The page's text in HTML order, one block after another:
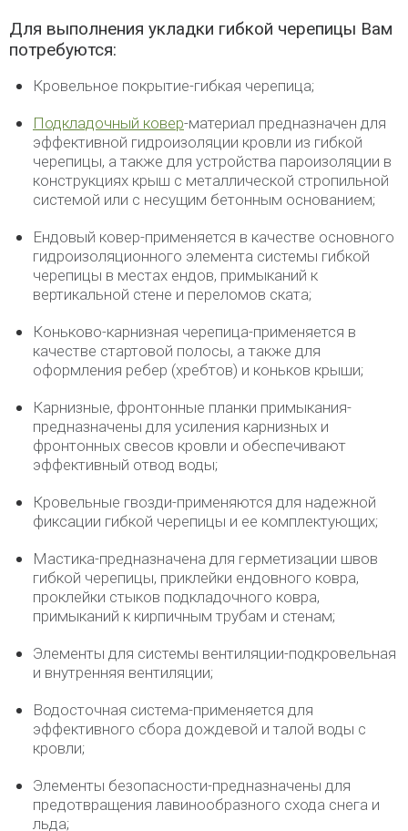
Для выполнения укладки гибкой черепицы Вам
потребуются:
Кровельное покрытие-гибкая черепица;
Подкладочный ковер-материал предназначен для
эффективной гидроизоляции кровли из гибкой
черепицы, а также для устройства пароизоляции в
конструкциях крыш с металлической стропильной
системой или с несущим бетонным основанием;
Ендовый ковер-применяется в качестве основного
гидроизоляционного элемента системы гибкой
черепицы в местах ендов, примыканий к
вертикальной стене и переломов ската;
Коньково-карнизная черепица-применяется в
качестве стартовой полосы, а также для
оформления ребер (хребтов) и коньков крыши;
Карнизные, фронтонные планки примыкания-
предназначены для усиления карнизных и
фронтонных свесов кровли и обеспечивают
эффективный отвод воды;
Кровельные гвозди-применяются для надежной
фиксации гибкой черепицы и ее комплектующих;
Мастика-предназначена для герметизации швов
гибкой черепицы, приклейки ендовного ковра,
проклейки стыков подкладочного ковра,
примыканий к кирпичным трубам и стенам;
Элементы для системы вентиляции-подкровельная
и внутренняя вентиляции;
Водосточная система-применяется для
эффективного сбора дождевой и талой воды с
кровли;
Элементы безопасности-предназначены для
предотвращения лавинообразного схода снега и
льда;